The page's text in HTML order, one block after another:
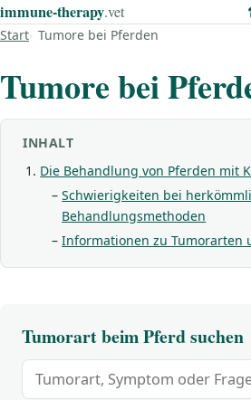
immune‑therapy.vet
Start Tumore bei Pferden
Tumore bei
INHALT
Die Behandlung von Pferden mit
Schwierigkeiten bei
Behandlungsmethoden
Informationen zu Tumorarten
Tumorart beim Pferd suchen
Suchbegriff